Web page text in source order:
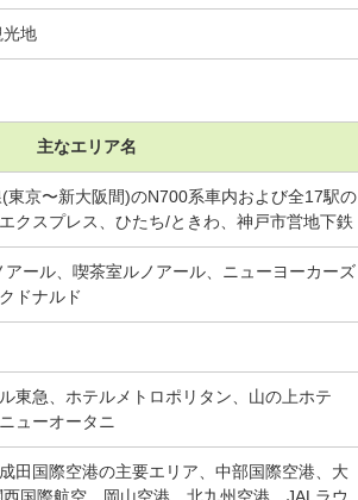
光地
主なエリア名
東京〜新大阪間)のN700系車内および全17駅の
クスプレス、ひたち/ときわ、神戸市営地下鉄
ール、喫茶室ルノアール、ニューヨーカーズ
ドナルド
東急、ホテルメトロポリタン、山の上ホテ
ューオータニ
田国際空港の主要エリア、中部国際空港、大